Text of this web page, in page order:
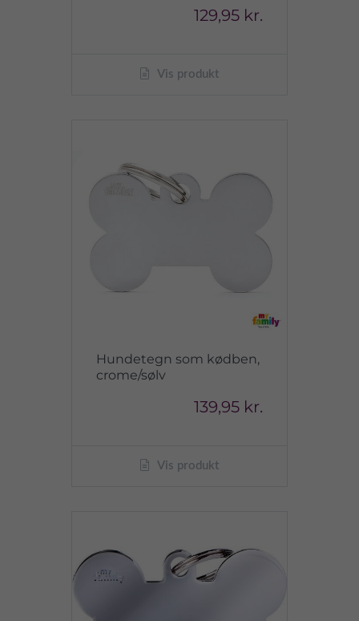
129,95 kr.
Vis produkt
Hundetegn som kødben,
crome/sølv
139,95 kr.
Vis produkt